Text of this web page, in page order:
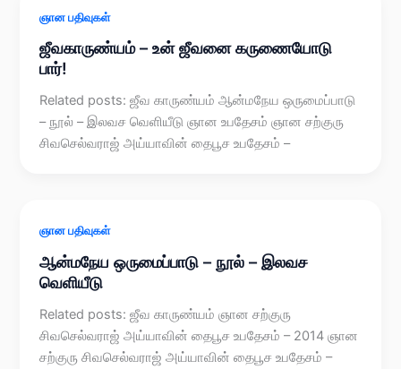
ஞான பதிவுகள்
ஜீவகாருண்யம் – உன் ஜீவனை கருணையோடு
பார்!
Related posts: ஜீவ காருண்யம் ஆன்மநேய ஒருமைப்பாடு
– நூல் – இலவச வெளியீடு ஞான உபதேசம் ஞான சற்குரு
சிவசெல்வராஜ் அய்யாவின் தைபூச உபதேசம் –
ஞான பதிவுகள்
ஆன்மநேய ஒருமைப்பாடு – நூல் – இலவச
வெளியீடு
Related posts: ஜீவ காருண்யம் ஞான சற்குரு
சிவசெல்வராஜ் அய்யாவின் தைபூச உபதேசம் – 2014 ஞான
சற்குரு சிவசெல்வராஜ் அய்யாவின் தைபூச உபதேசம் –